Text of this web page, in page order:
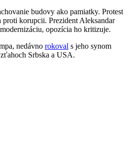
budovy ako pamiatky. Protest
proti korupcii. Prezident Aleksandar
opozícia ho kritizuje.
nedávno rokoval s jeho synom
Srbska a USA.